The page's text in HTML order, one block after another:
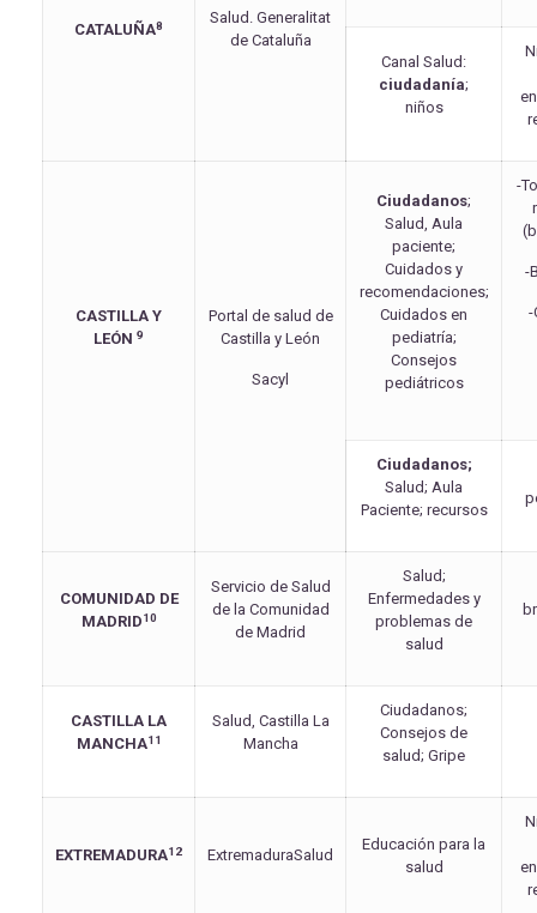
CATALUÑA8
Salud. Generalitat
de Cataluña
Canal Salud:
ciudadanía;
niños
CASTILLA Y
LEÓN 9
Portal de salud de
Castilla y León
Sacyl
Ciudadanos;
Salud, Aula
paciente;
Cuidados y
recomendaciones;
Cuidados en
pediatría;
Consejos
pediátricos
-
-
-
Ciudadanos;
Salud; Aula
Paciente; recursos
COMUNIDAD DE
MADRID10
Servicio de Salud
de la Comunidad
de Madrid
Salud;
Enfermedades y
problemas de
salud
CASTILLA LA
MANCHA11
Salud, Castilla La
Mancha
Ciudadanos;
Consejos de
salud; Gripe
EXTREMADURA12 ExtremaduraSalud
Educación para la
salud